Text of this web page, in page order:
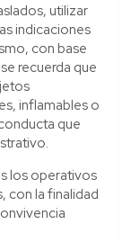
utilizar
indicaciones
con base
recuerda que
inflamables o
que
los operativos
con la finalidad